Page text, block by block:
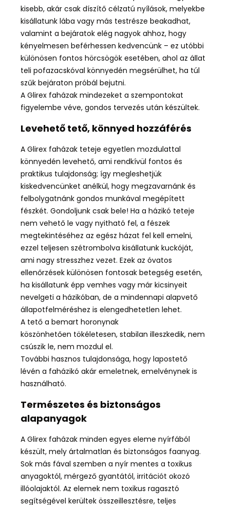
kisebb, akár csak díszítő célzatú nyílások, melyekbe
kisállatunk lába vagy más testrésze beakadhat,
valamint a bejáratok elég nagyok ahhoz, hogy
kényelmesen beférhessen kedvencünk – ez utóbbi
különösen fontos hörcsögök esetében, ahol az állat
teli pofazacskóval könnyedén megsérülhet, ha túl
szűk bejáraton próbál bejutni.
A Glirex faházak mindezeket a szempontokat
figyelembe véve, gondos tervezés után készültek.
Levehető tető, könnyed hozzáférés
A Glirex faházak teteje egyetlen mozdulattal
könnyedén levehető, ami rendkívül fontos és
praktikus tulajdonság; így megleshetjük
kiskedvencünket anélkül, hogy megzavarnánk és
felbolygatnánk gondos munkával megépített
fészkét. Gondoljunk csak bele! Ha a házikó teteje
nem vehető le vagy nyitható fel, a fészek
megtekintéséhez az egész házat fel kell emelni,
ezzel teljesen szétrombolva kisállatunk kuckóját,
ami nagy stresszhez vezet. Ezek az óvatos
ellenőrzések különösen fontosak betegség esetén,
ha kisállatunk épp vemhes vagy már kicsinyeit
nevelgeti a házikóban, de a mindennapi alapvető
állapotfelméréshez is elengedhetetlen lehet.
A tető a bemart horonynak
köszönhetően tökéletesen, stabilan illeszkedik, nem
csúszik le, nem mozdul el.
További hasznos tulajdonsága, hogy lapostető
lévén a faházikó akár emeletnek, emelvénynek is
használható.
Természetes és biztonságos
alapanyagok
A Glirex faházak minden egyes eleme nyírfából
készült, mely ártalmatlan és biztonságos faanyag.
Sok más fával szemben a nyír mentes a toxikus
anyagoktól, mérgező gyantától, irritációt okozó
illóolajaktól. Az elemek nem toxikus ragasztó
segítségével kerültek összeillesztésre, teljes